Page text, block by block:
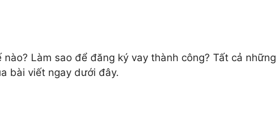
Làm sao để đăng ký vay thành công? Tất cả những
bài viết ngay dưới đây.